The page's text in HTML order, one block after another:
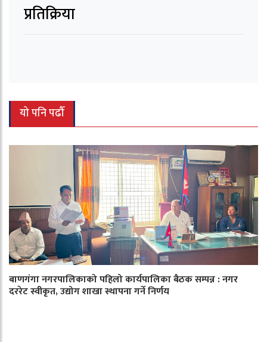
प्रतिक्रिया
यो पनि पढौँ
बाणगंगा नगरपालिकाको पहिलो कार्यपालिका बैठक सम्पन्न : नगर
दररेट स्वीकृत, उद्योग शाखा स्थापना गर्ने निर्णय